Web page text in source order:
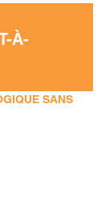
À-
SANS